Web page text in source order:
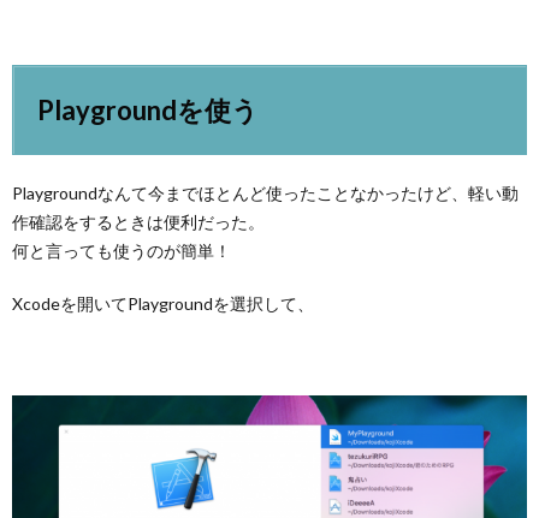
Playgroundを使う
Playgroundなんて今までほとんど使ったことなかったけど、軽い動
作確認をするときは便利だった。
何と言っても使うのが簡単！
Xcodeを開いてPlaygroundを選択して、